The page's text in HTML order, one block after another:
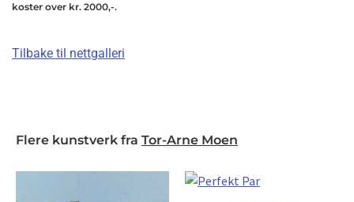
koster over kr. 2000,-.
Tilbake til nettgalleri
Flere kunstverk fra Tor-Arne Moen